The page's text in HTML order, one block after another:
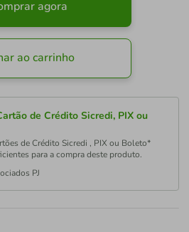
agora
ao carrinho
de Crédito Sicredi, PIX ou
de Crédito Sicredi , PIX ou Boleto*
para a compra deste produto.
PJ